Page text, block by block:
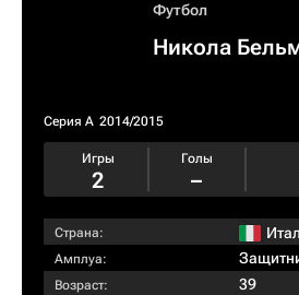
Футбол
Никола
Серия А 2014/2015
Игры
2
Голы
–
Страна:
Амплуа:
Возраст: 39